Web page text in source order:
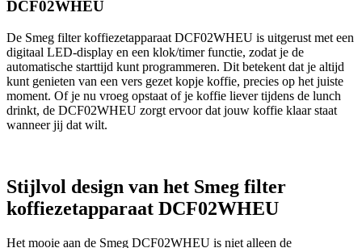
DCF02WHEU
De Smeg filter koffiezetapparaat DCF02WHEU is uitgerust met een
digitaal LED-display en een klok/timer functie, zodat je de
automatische starttijd kunt programmeren. Dit betekent dat je altijd
kunt genieten van een vers gezet kopje koffie, precies op het juiste
moment. Of je nu vroeg opstaat of je koffie liever tijdens de lunch
drinkt, de DCF02WHEU zorgt ervoor dat jouw koffie klaar staat
wanneer jij dat wilt.
Stijlvol design van het Smeg filter
koffiezetapparaat DCF02WHEU
Het mooie aan de Smeg DCF02WHEU is niet alleen de